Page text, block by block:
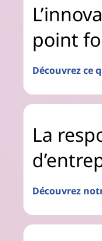
point
Découvrez ce
La
Découvrez